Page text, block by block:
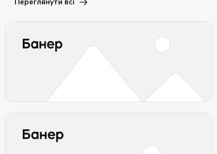
Переглянути всі